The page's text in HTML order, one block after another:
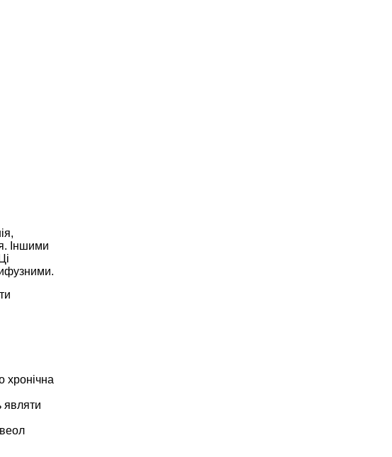
Іншими
хронічна
являти